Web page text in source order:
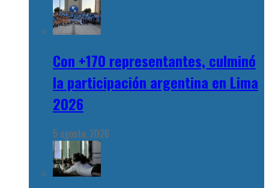
Con +170 representantes, culminó
la participación argentina en Lima
2026
5 agosto, 2026